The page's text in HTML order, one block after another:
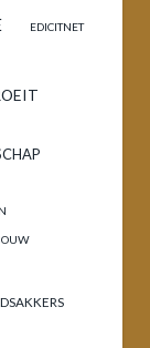
EDICITNET